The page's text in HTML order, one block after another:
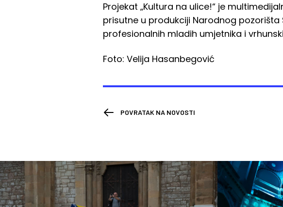
Projekat „Kultura na ulice!“ je
prisutne u produkciji Narodnog pozorišta
profesionalnih mladih umjetnika i
Foto: Velija Hasanbegović
POVRATAK NA NOVOSTI